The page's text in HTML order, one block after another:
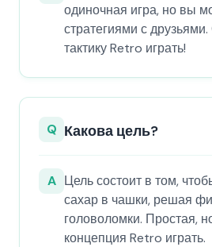
одиночная игра, но вы
стратегиями с
тактику Retro играть!
Q Какова цель?
A Цель состоит в том,
сахар в чашки, решая
головоломки. Простая,
концепция Retro играть.